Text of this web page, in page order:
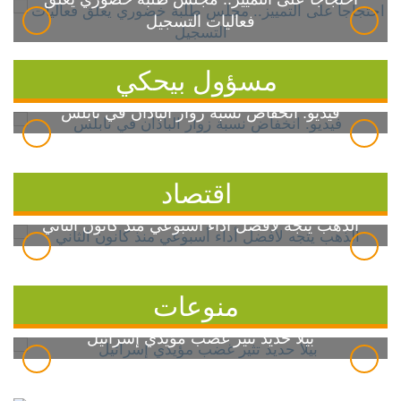
فعاليات التسجيل
مسؤول بيحكي
فيديو: انخفاض نسبة زوار الباذان في نابلس
اقتصاد
الذهب يتجه لأفضل أداء أسبوعي منذ كانون الثاني
منوعات
بيلا حديد تثير غضب مؤيدي إسرائيل